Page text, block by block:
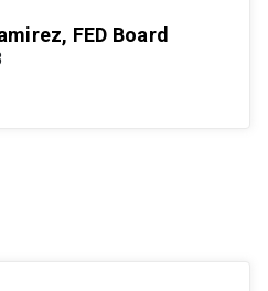
FED Board